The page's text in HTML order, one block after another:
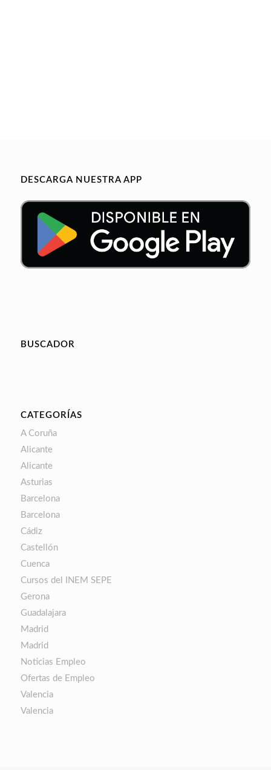
DESCARGA NUESTRA APP
BUSCADOR
CATEGORÍAS
A Coruña
Alicante
Alicante
Asturias
Barcelona
Barcelona
Cádiz
Castellón
Cuenca
Cursos del INEM SEPE
Gerona
Guadalajara
Madrid
Madrid
Noticias Empleo
Ofertas de Empleo
Valencia
Valencia